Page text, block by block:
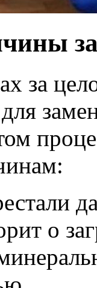
за
о